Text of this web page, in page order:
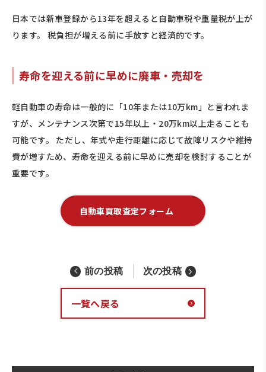
日本では新車登録から13年を超えると自動車税や重量税が上が
ります。 税負担が増える前に手放すと経済的です。
寿命を迎える前に早めに廃車・売却を
軽自動車の寿命は一般的に「10年または10万km」と言われま
すが、メンテナンス次第で15年以上・20万km以上走ることも
可能です。 ただし、年式や走行距離に応じて故障リスクや維持
費が増すため、寿命を迎える前に早めに売却を検討することが
重要です。
自動車買取査定フォーム
前の投稿 次の投稿
一覧へ戻る